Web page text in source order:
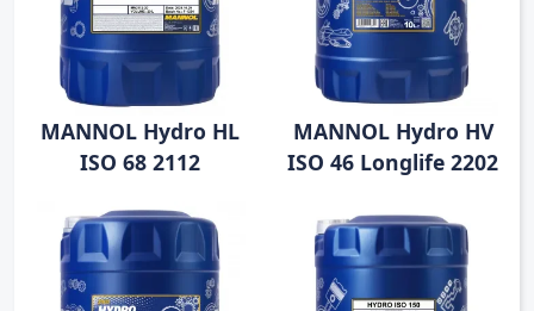
MANNOL Hydro HL
ISO 68 2112
MANNOL Hydro HV
ISO 46 Longlife 2202